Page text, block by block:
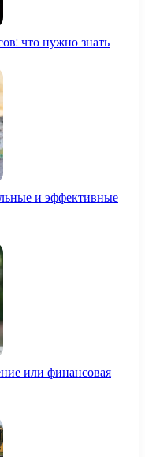
что нужно знать
и эффективные
или финансовая